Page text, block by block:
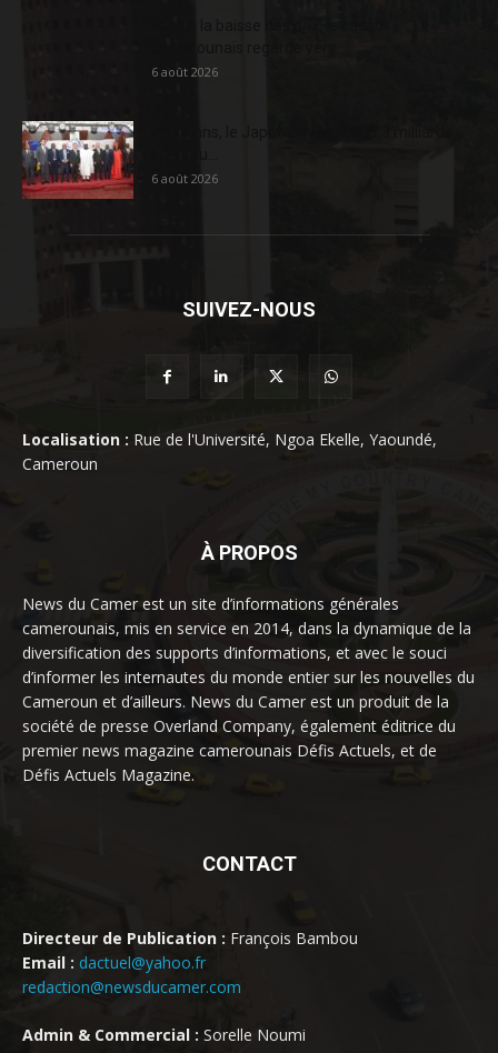
6 août 2026
6 août 2026
SUIVEZ-NOUS
Localisation : Rue de l'Université, Ngoa Ekelle, Yaoundé,
Cameroun
À PROPOS
News du Camer est un site d’informations générales
camerounais, mis en service en 2014, dans la dynamique de la
diversification des supports d’informations, et avec le souci
d’informer les internautes du monde entier sur les nouvelles du
Cameroun et d’ailleurs. News du Camer est un produit de la
société de presse Overland Company, également éditrice du
premier news magazine camerounais Défis Actuels, et de
Défis Actuels Magazine.
CONTACT
Directeur de Publication : François Bambou
Email : dactuel@yahoo.fr
redaction@newsducamer.com
Admin & Commercial : Sorelle Noumi